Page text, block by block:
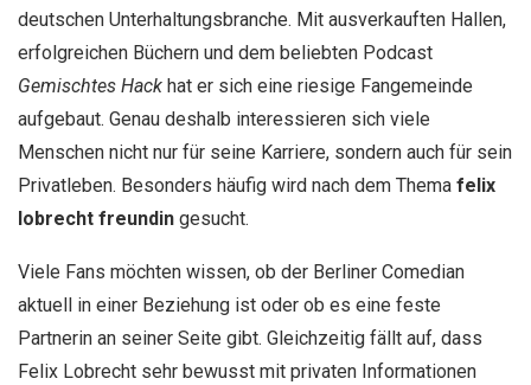
deutschen Unterhaltungsbranche. Mit ausverkauften Hallen,
erfolgreichen Büchern und dem beliebten Podcast
Gemischtes Hack hat er sich eine riesige Fangemeinde
aufgebaut. Genau deshalb interessieren sich viele
Menschen nicht nur für seine Karriere, sondern auch für sein
Privatleben. Besonders häufig wird nach dem Thema felix
lobrecht freundin gesucht.
Viele Fans möchten wissen, ob der Berliner Comedian
aktuell in einer Beziehung ist oder ob es eine feste
Partnerin an seiner Seite gibt. Gleichzeitig fällt auf, dass
Felix Lobrecht sehr bewusst mit privaten Informationen